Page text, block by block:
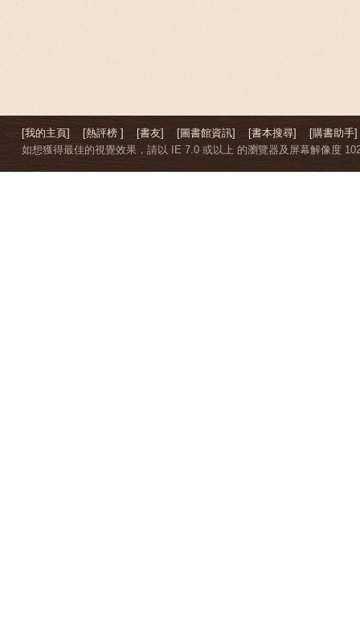
[我的主頁] [熱評榜 ] [書友] [圖書館資訊] [書本搜尋]
[購書助手]
如想獲得最佳的視覺效果，請以 IE 7.0 或以上 的瀏覽器及屏幕解像度